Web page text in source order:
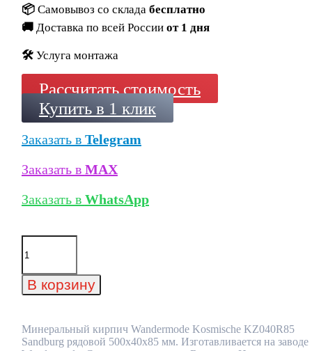
📦 Самовывоз со склада бесплатно
🚚 Доставка по всей России от 1 дня
🛠️ Услуга монтажа
Рассчитать стоимость
Купить в 1 клик
Заказать в Telegram
Заказать в MAX
Заказать в WhatsApp
Количество
товара
кирпич
Wandermode
Sandburg
рядовой
В корзину
Минеральный кирпич Wandermode Kosmische KZ040R85
Sandburg рядовой 500x40x85 мм. Изготавливается на заводе